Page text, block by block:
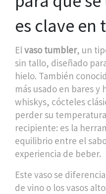
es clave en
Elvaso tumbler, un
sin tallo, diseñado
hielo. También
más usado en bares
whiskys, cócteles
perder su temperatura
recipiente: es la
equilibrio entre el
experiencia de beber.
Este vaso se
de vino o los vasos